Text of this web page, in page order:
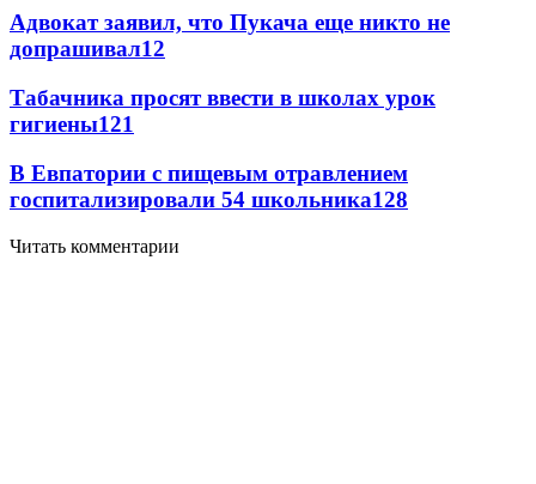
Адвокат заявил, что Пукача еще никто не
допрашивал12
Табачника просят ввести в школах урок
гигиены121
В Евпатории с пищевым отравлением
госпитализировали 54 школьника128
Читать комментарии